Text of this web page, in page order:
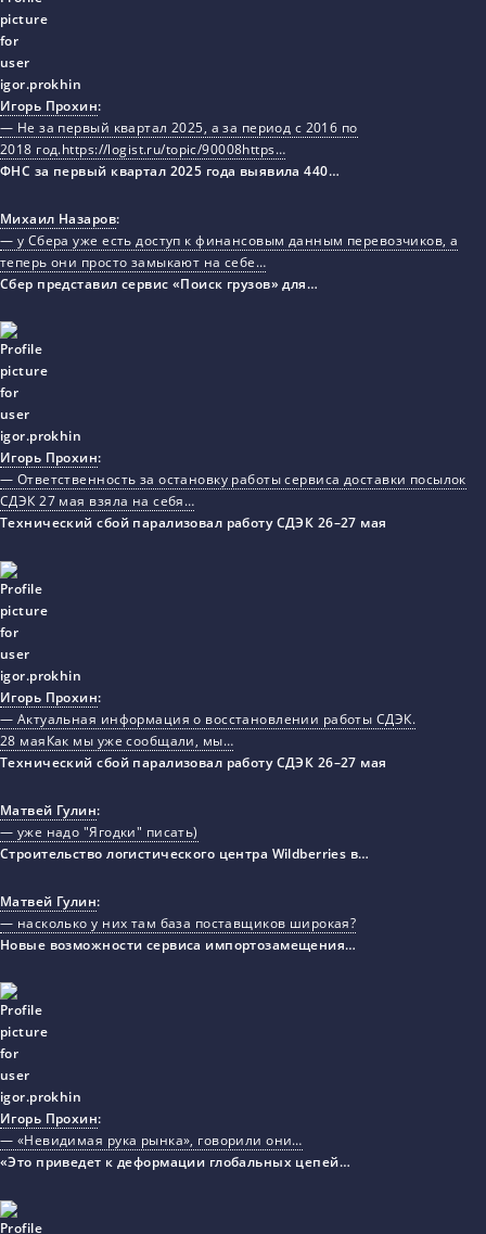
Игорь Прохин:
— Не за первый квартал 2025, а за период с 2016 по
2018 год.https://logist.ru/topic/90008https…
ФНС за первый квартал 2025 года выявила 440…
Михаил Назаров:
— у Сбера уже есть доступ к финансовым данным перевозчиков, а
теперь они просто замыкают на себе…
Сбер представил сервис «Поиск грузов» для…
Игорь Прохин:
— Ответственность за остановку работы сервиса доставки посылок
СДЭК 27 мая взяла на себя…
Технический сбой парализовал работу СДЭК 26–27 мая
Игорь Прохин:
— Актуальная информация о восстановлении работы СДЭК.
28 маяКак мы уже сообщали, мы…
Технический сбой парализовал работу СДЭК 26–27 мая
Матвей Гулин:
— уже надо "Ягодки" писать)
Строительство логистического центра Wildberries в…
Матвей Гулин:
— насколько у них там база поставщиков широкая?
Новые возможности сервиса импортозамещения…
Игорь Прохин:
— «Невидимая рука рынка», говорили они…
«Это приведет к деформации глобальных цепей…